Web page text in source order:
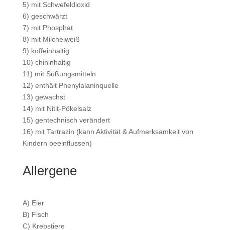
5) mit Schwefeldioxid
6) geschwärzt
7) mit Phosphat
8) mit Milcheiweiß
9) koffeinhaltig
10) chininhaltig
11) mit Süßungsmitteln
12) enthält Phenylalaninquelle
13) gewachst
14) mit Nitit-Pökelsalz
15) gentechnisch verändert
16) mit Tartrazin (kann Aktivität & Aufmerksamkeit von
Kindern beeinflussen)
Allergene
A) Eier
B) Fisch
C) Krebstiere